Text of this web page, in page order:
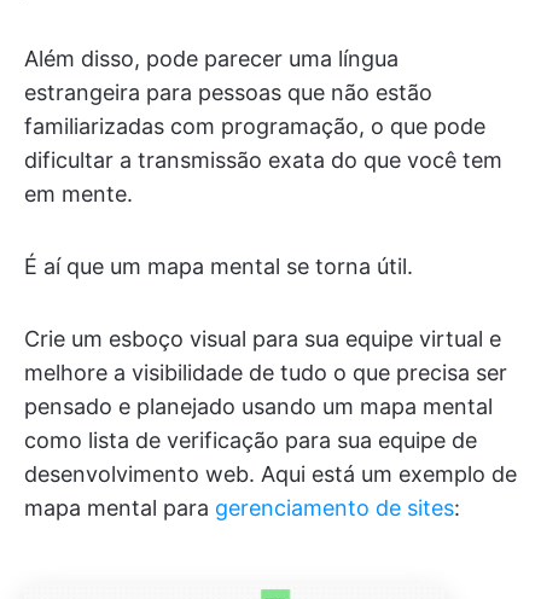
Além disso, pode parecer uma língua
estrangeira para pessoas que não estão
familiarizadas com programação, o que pode
dificultar a transmissão exata do que você tem
em mente.
É aí que um mapa mental se torna útil.
Crie um esboço visual para sua equipe virtual e
melhore a visibilidade de tudo o que precisa ser
pensado e planejado usando um mapa mental
como lista de verificação para sua equipe de
desenvolvimento web. Aqui está um exemplo de
mapa mental para gerenciamento de sites: